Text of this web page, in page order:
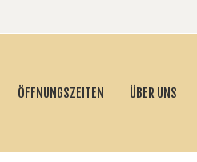
ÖFFNUNGSZEITEN ÜBER UNS